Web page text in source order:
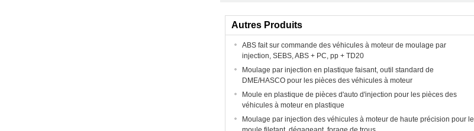
Autres Produits
ABS fait sur commande des véhicules à moteur de moulage par
injection, SEBS, ABS + PC, pp + TD20
Moulage par injection en plastique faisant, outil standard de
DME/HASCO pour les pièces des véhicules à moteur
Moule en plastique de pièces d'auto d'injection pour les pièces des
véhicules à moteur en plastique
Moulage par injection des véhicules à moteur de haute précision pour le